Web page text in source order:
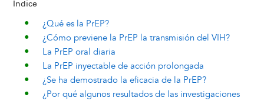
Índice
¿Qué es la PrEP?
¿Cómo previene la PrEP la transmisión del VIH?
La PrEP oral diaria
La PrEP inyectable de acción prolongada
¿Se ha demostrado la eficacia de la PrEP?
¿Por qué algunos resultados de las investigaciones